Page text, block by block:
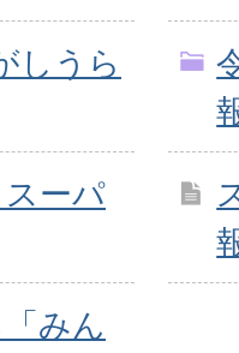
しうら
ーパ
みん